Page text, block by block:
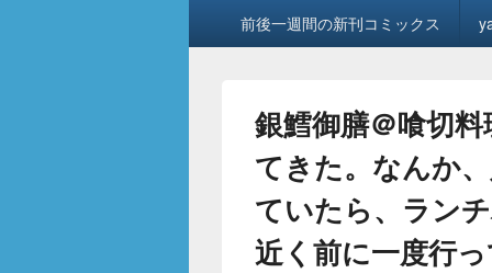
前後一週間の新刊コミックス
銀鱈御膳＠喰切
てきた。なんか
ていたら、ラン
近く前に一度行